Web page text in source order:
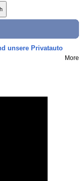
unsere Privatauto
More